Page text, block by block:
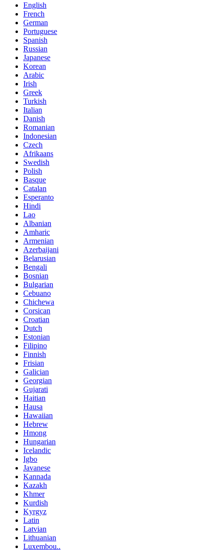
English
French
German
Portuguese
Spanish
Russian
Japanese
Korean
Arabic
Irish
Greek
Turkish
Italian
Danish
Romanian
Indonesian
Czech
Afrikaans
Swedish
Polish
Basque
Catalan
Esperanto
Hindi
Lao
Albanian
Amharic
Armenian
Azerbaijani
Belarusian
Bengali
Bosnian
Bulgarian
Cebuano
Chichewa
Corsican
Croatian
Dutch
Estonian
Filipino
Finnish
Frisian
Galician
Georgian
Gujarati
Haitian
Hausa
Hawaiian
Hebrew
Hmong
Hungarian
Icelandic
Igbo
Javanese
Kannada
Kazakh
Khmer
Kurdish
Kyrgyz
Latin
Latvian
Lithuanian
Luxembou..